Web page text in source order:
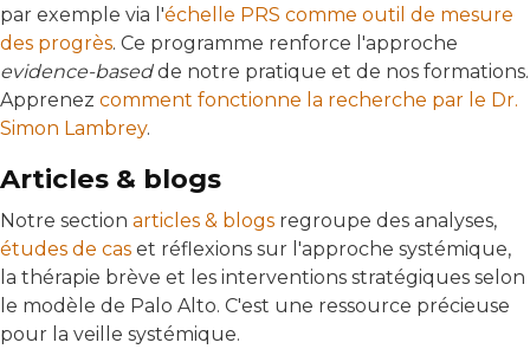
par exemple via l'échelle PRS comme outil de mesure
des progrès. Ce programme renforce l'approche
evidence-basedde notre pratique et de nos formations.
Apprenez comment fonctionne la recherche par le Dr.
Simon Lambrey.
Articles & blogs
Notre section articles & blogs regroupe des analyses,
études de cas et réflexions sur l'approche systémique,
la thérapie brève et les interventions stratégiques selon
le modèle de Palo Alto. C'est une ressource précieuse
pour la veille systémique.